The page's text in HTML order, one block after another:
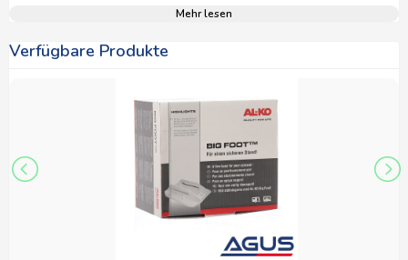
Mehr lesen
Verfügbare Produkte